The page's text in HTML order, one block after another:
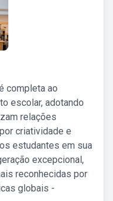
completa ao
escolar, adotando
relações
criatividade e
estudantes em sua
excepcional,
reconhecidas por
globais -